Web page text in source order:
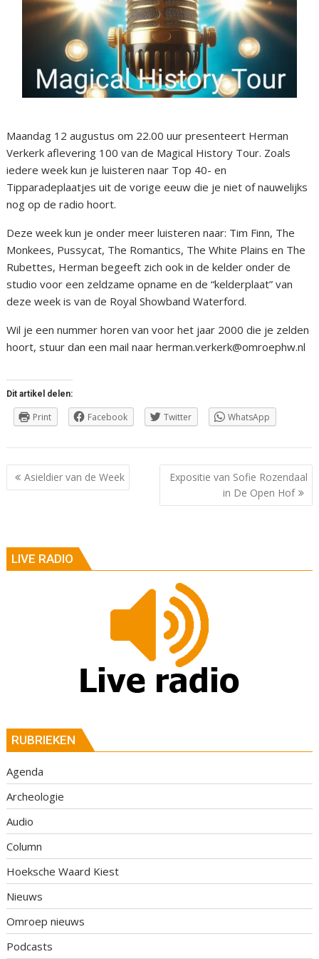
Maandag 12 augustus om 22.00 uur presenteert Herman
Verkerk aflevering 100 van de Magical History Tour. Zoals
iedere week kun je luisteren naar Top 40- en
Tipparadeplaatjes uit de vorige eeuw die je niet of nauwelijks
nog op de radio hoort.
Deze week kun je onder meer luisteren naar: Tim Finn, The
Monkees, Pussycat, The Romantics, The White Plains en The
Rubettes, Herman begeeft zich ook in de kelder onder de
studio voor een zeldzame opname en de “kelderplaat” van
deze week is van de Royal Showband Waterford.
Wil je een nummer horen van voor het jaar 2000 die je zelden
hoort, stuur dan een mail naar herman.verkerk@omroephw.nl
Dit artikel delen:
Print Facebook Twitter WhatsApp
Berichtnavigatie
Asieldier van de Week
Expositie van Sofie Rozendaal
in De Open Hof
LIVE RADIO
RUBRIEKEN
Agenda
Archeologie
Audio
Column
Hoeksche Waard Kiest
Nieuws
Omroep nieuws
Podcasts